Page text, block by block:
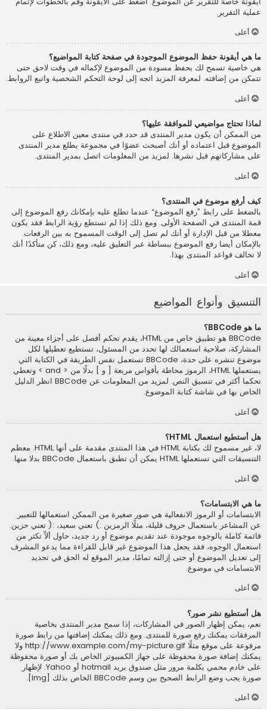
عملية التقرير.
أعلى
ما هي أيقونة حفظ الموضوع الموجودة في صفحة كتابة المواضيع؟
هي خاصية تسمح لك بحفظ مسودة من الموضوع لإكماله في وقت لاحق حتى
تتمكن من إضافته. لمعرفة المزيد اتجه إلى لوحة التحكم الشخصية واتبع الروابط.
أعلى
لماذا تحتاج مواضيعي للموافقة عليها؟
من الممكن أن يكون مدير المنتدى قد حدد في منتدى معين الاطلاع على
الموضوع قبل اعتماده أو أنك أصبحت عضوًا في مجموعة يطلع مدير المنتدى
على مشاركاتهم قبل نشرها. لمزيد من المعلومات اتصل بمدير المنتدى.
أعلى
كيف أرفع موضوع في المنتدى؟
بالضغط على رابط ”رفع الموضوع“ عندما تطلع عليه بإمكانك رفع الموضوع إلى
قمة المنتدى في الصفحة الأولى. ومع ذلك إذا لم تستطع رؤية الرابط فقد يكون
معطلا من قبل الإدارة أو أنك لم تصل إلى الوقت المسموح به بين الرفعات.
بالإمكان أيضا رفع الموضوع ببساطة عبر التعليق عليه، ومع ذلك، كن متأكدًا أنك
لا تخالف قواعد المنتدى بهذا.
أعلى
التنسيق وأنواع المواضيع
ما هو BBCode؟
BBCode هو تطبيق خاص من HTML، يقدم تحكم أفصل على أجزاء معينة من
المشاركة، صلاحية استعمالك لها تحدد من المسئول، تستطيع تعطيلها لكل
موضوع تنشره على حدة، BBCode تستعمل نفس الطريقة في الكتابة التي
يستعملها HTML، الرموز محاطة بأقواس مربعة [ و ] بدلًا من < and > وتعطي
تحكما أكثر في تنسيق النص. لمزيد من المعلومات عن BBCode انظر الدليل
الخاص بها في شاشة كتابة الموضوع.
أعلى
هل أستطيع استعمال HTML؟
لا، غير مسموح لك بكتابة HTML في هذا المنتدى مقدمة على أنها HTML. معظم
التنسيقات التي تستعملها HTML يمكن أن تطبق باستعمال BBCode بدلا منها.
أعلى
ما هي الابتسامات؟
الابتسامات أو الرموز الانفعالية هي صور صغيرة من الممكن استعمالها للتعبير
عن المشاعر باستعمال حروف قليلة، مثلًا الرمزين :) تعني سعيد، :( تعني حزين.
قائمة كاملة بالوجوه موجودة عند تقديم موضوع أو رد جديد، حاول ألاّ تكثر من
استعمال الوجوه، فقد يجعل هذا الموضوع غير قابل للقراءة مما يدعو المشرف
إلى تعديل الموضوع أو حتى إزالته تمامًا، مدير الموقع له الحق في تحديد
الابتسامات في موضوع.
أعلى
هل أستطيع نشر صور؟
نعم، يمكن إظهار الصور في المشاركات، إذا سمح مدير المنتدى بخاصية
المرفقات يمكنك رفع صورة للمنتدى. ومع ذلك يمكنك إضافتها من رابط صورة
مرفوعة على موقع مثلًا http://www.example.com/my-picture.gif ولا
يمكنك إضافة صورة محفوظة على جهاز الكمبيوتر الخاص بك أو صورة محفوظة
على خادم محمي بكلمة مرور مثل صندوق بريد hotmail أو Yahoo. لإظهار
صورة يجب وضع الرابط الصحيح بين وسم BBCode الخاص بذلك [img].
أعلى